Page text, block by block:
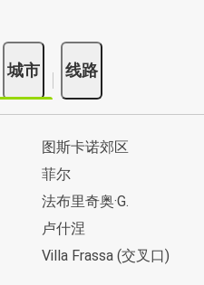
城市 线路
图斯卡诺郊区
菲尔
法布里奇奥·G.
卢什涅
Villa Frassa (交叉口)